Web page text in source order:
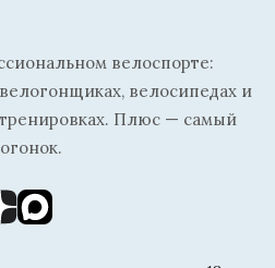
велоспорте:
велогонщиках, велосипедах и
Плюс — самый